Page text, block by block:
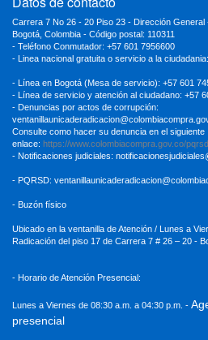
Carrera 7 No 26 - 20 Piso 23 - Dirección General
Bogotá, Colombia - Código postal: 110311
- Teléfono Conmutador: +57 601 7956600
- Linea nacional gratuita o servicio a la
- Línea en Bogotá (Mesa de servicio): +57 601
- Línea de servicio y atención al ciudadano: +57
- Denuncias por actos de corrupción:
ventanillaunicaderadicacion
Consulte como hacer su denuncia en el siguiente
enlace: https://www.colombiacompra.gov.co/pqrsd
- Notificaciones judiciales:
- PQRSD:
- Buzón físico
Ubicado en la ventanilla de Atención / Lunes a
Radicación del piso 17 de Carrera 7 # 26 – 20 -
- Horario de Atención Presencial:
Lunes a Viernes de 08:30 a.m. a 04:30 p.m. -
presencial